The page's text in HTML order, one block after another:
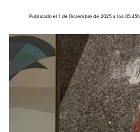
Publicado el 1 de Diciembre de 2025 a las 05:45h